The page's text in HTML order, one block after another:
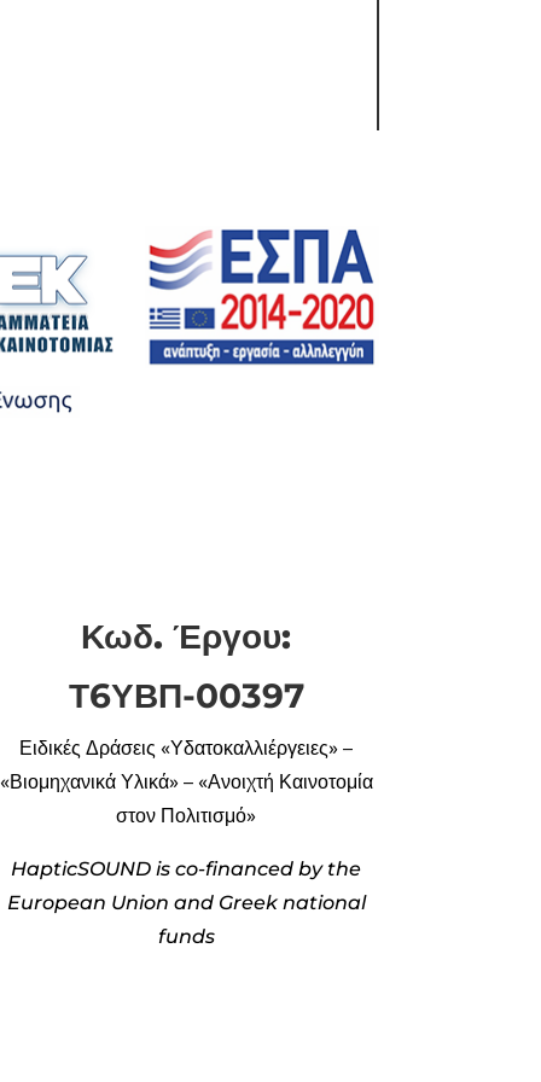
Κωδ. Έργου:
Τ6ΥΒΠ-00397
Ειδικές Δράσεις «Υδατοκαλλιέργειες» –
«Βιομηχανικά Υλικά» – «Ανοιχτή Καινοτομία
στον Πολιτισμό»
HapticSOUND is co-financed by the
European Union and Greek national
funds